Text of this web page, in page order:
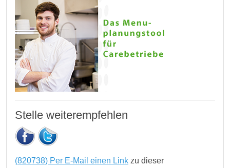
Stelle weiterempfehlen
(820738) Per E-Mail einen Link zu dieser